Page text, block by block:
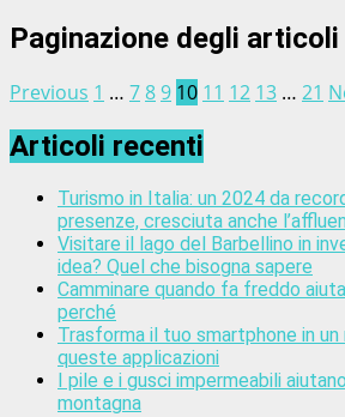
Paginazione degli articoli
Previous 1 … 78 9 10 11 12 13 … 21
Articoli recenti
Turismo in Italia: un 2024 da
presenze, cresciuta anche
Visitare il lago del Barbellino in
idea? Quel che bisogna sapere
Camminare quando fa freddo
perché
Trasforma il tuo smartphone in un
queste applicazioni
I pile e i gusci impermeabili
montagna